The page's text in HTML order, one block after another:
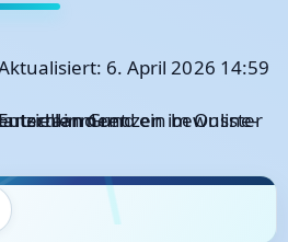
6. April 2026 14:59